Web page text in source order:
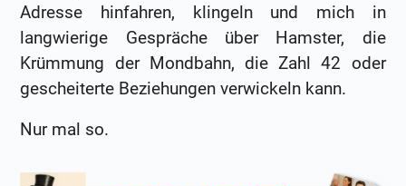
Adresse hinfahren, klingeln und mich in
langwierige Gespräche über Hamster, die
Krümmung der Mondbahn, die Zahl 42 oder
gescheiterte Beziehungen verwickeln kann.
Nur mal so.